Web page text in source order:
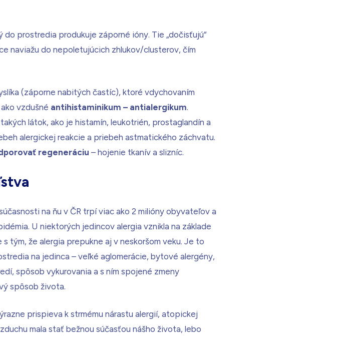
prostredia produkuje záporné ióny. Tie „dočisťujú“
naviažu do nepoletujúcich zhlukov/clusterov, čím
(záporne nabitých častíc), ktoré vdychovaním
vzdušné antihistaminikum – antialergikum.
látok, ako je histamín, leukotrién, prostaglandín a
alergickej reakcie a priebeh astmatického záchvatu.
regeneráciu – hojenie tkanív a slizníc.
na ňu v ČR trpí viac ako 2 milióny obyvateľov a
U niektorých jedincov alergia vznikla na základe
tým, že alergia prepukne aj v neskoršom veku. Je to
na jedinca – veľké aglomerácie, bytové alergény,
spôsob vykurovania a s ním spojené zmeny
spôsob života.
prispieva k strmému nárastu alergií, atopickej
mala stať bežnou súčasťou nášho života, lebo